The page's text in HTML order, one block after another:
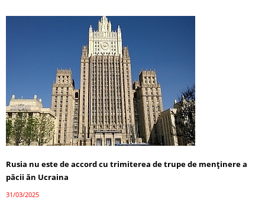
Rusia nu este de accord cu trimiterea de trupe de menținere a
păcii ăn Ucraina
31/03/2025